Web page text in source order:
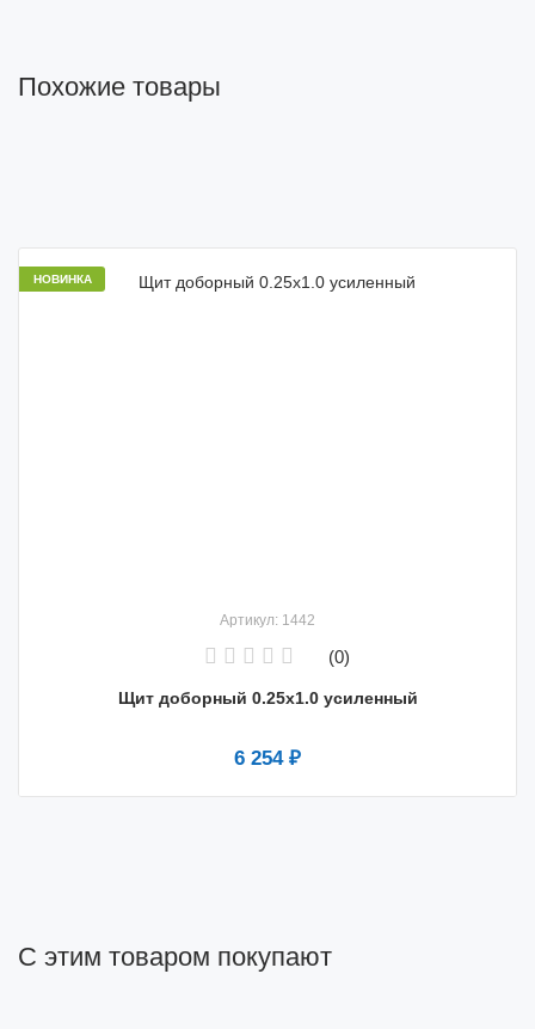
Похожие товары
НОВИНКА
Артикул: 1442
(0)
Щит доборный 0.25х1.0 усиленный
6 254 ₽
С этим товаром покупают